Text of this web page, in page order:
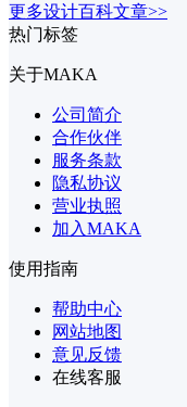
更多设计百科文章>>
热门标签
关于MAKA
公司简介
合作伙伴
服务条款
隐私协议
营业执照
加入MAKA
使用指南
帮助中心
网站地图
意见反馈
在线客服